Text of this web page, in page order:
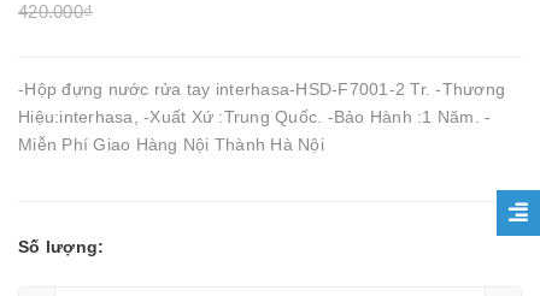
420.000₫
-Hộp đựng nước rửa tay interhasa-HSD-F7001-2 Tr. -Thương
Hiệu:interhasa, -Xuất Xứ :Trung Quốc. -Bảo Hành :1 Năm. -
Miễn Phí Giao Hàng Nội Thành Hà Nội
Số lượng: